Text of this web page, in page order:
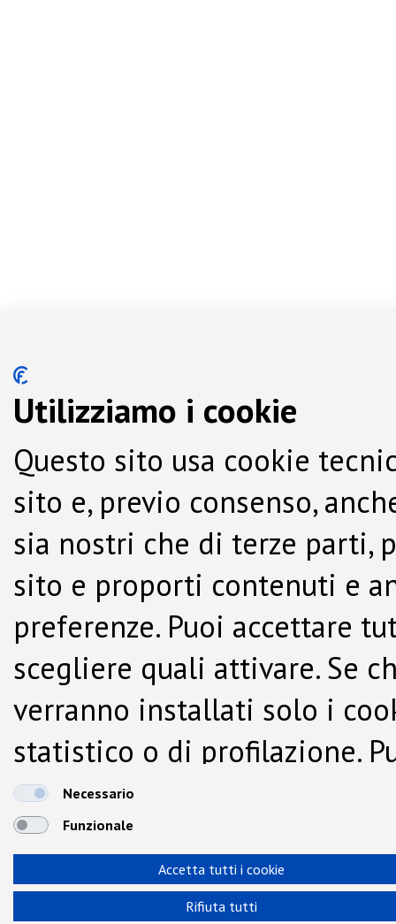
Utilizziamo i cookie
Questo sito usa cookie
sito e, previo consenso,
sia nostri che di terze parti,
sito e proporti contenuti e
preferenze. Puoi accettare
scegliere quali attivare. Se
verranno installati solo i
statistico o di profilazione.
dalla Cookie Policy.
Necessario
Funzionale
Accetta tutti i cookie
Rifiuta tutti